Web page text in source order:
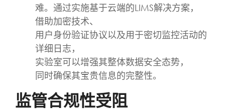
难。通过实施基于云端的LIMS解决方案，
借助加密技术、
用户身份验证协议以及用于密切监控活动的
详细日志，
实验室可以增强其整体数据安全态势，
同时确保其宝贵信息的完整性。
监管合规性受阻